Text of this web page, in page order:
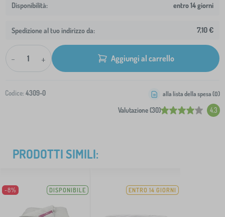
entro 14 giorni
Spedizione al tuo indirizzo da: 7,10 €
- + Aggiungi al carrello
Codice: 4309-0
Valutazione (30) 4.3
alla lista della spesa (0)
PRODOTTI SIMILI:
-8% DISPONIBILE ENTRO 14 GIORNI